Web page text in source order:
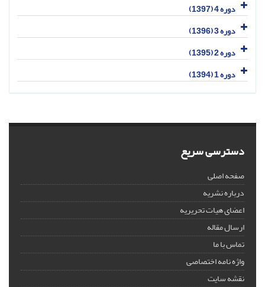
دوره 4 (1397)
دوره 3 (1396)
دوره 2 (1395)
دوره 1 (1394)
دسترسی سریع
صفحه اصلی
درباره نشریه
اعضای هیات تحریریه
ارسال مقاله
تماس با ما
واژه نامه اختصاصی
نقشه سایت